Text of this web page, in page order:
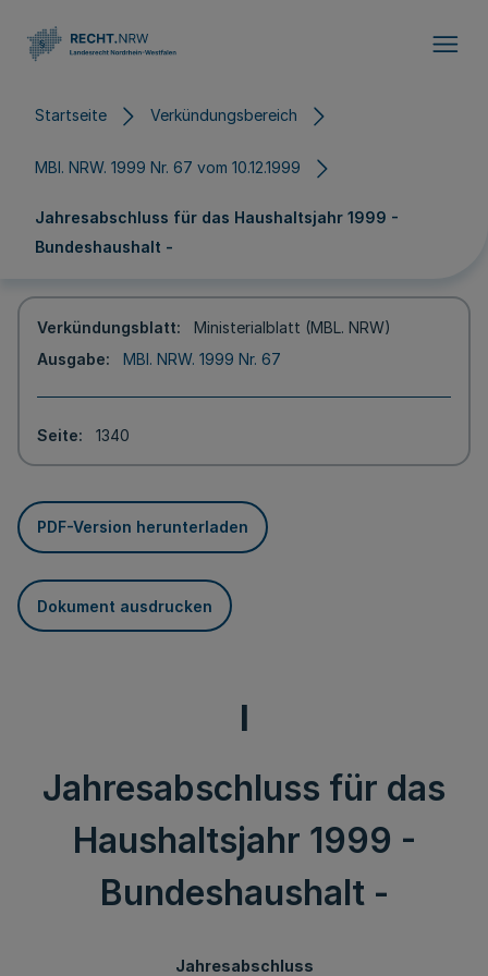
Startseite Verkündungsbereich
MBl. NRW. 1999 Nr. 67 vom 10.12.1999
Jahresabschluss für das Haushaltsjahr 1999 -
Bundeshaushalt -
Verkündungsblatt
Ministerialblatt (MBL. NRW)
Ausgabe
MBl. NRW. 1999 Nr. 67
Seite 1340
PDF-Version herunterladen
Dokument ausdrucken
I
Jahresabschluss für das
Haushaltsjahr 1999 -
Bundeshaushalt -
Jahresabschluss